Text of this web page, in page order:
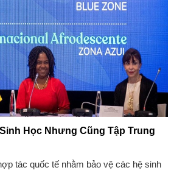
Học Nhưng Cũng Tập Trung
tác quốc tế nhằm bảo vệ các hệ sinh